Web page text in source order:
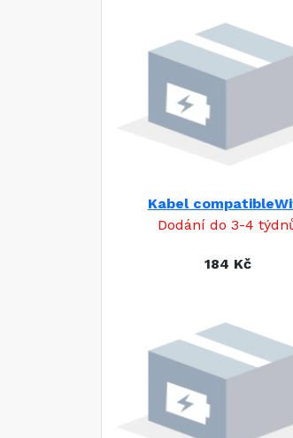
Kabel
Dodání do 3-4
184 Kč